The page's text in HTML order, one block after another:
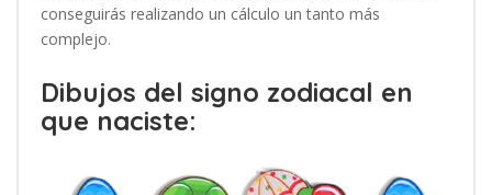
conseguirás realizando un cálculo un tanto más
complejo.
Dibujos del signo zodiacal en
que naciste: